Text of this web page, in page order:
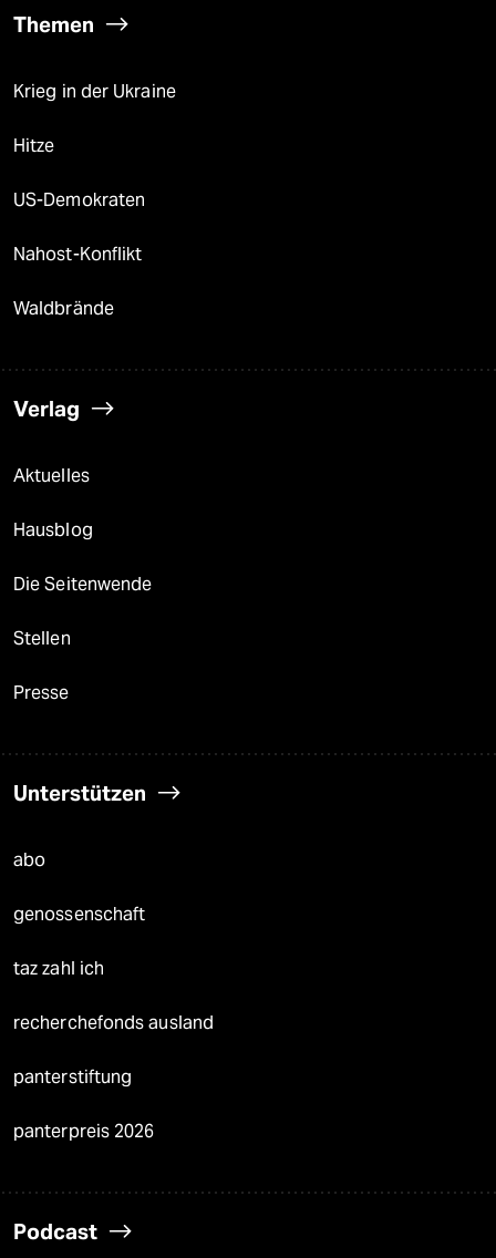
Themen
Krieg in der Ukraine
Hitze
US-Demokraten
Nahost-Konflikt
Waldbrände
Verlag
Aktuelles
Hausblog
Die Seitenwende
Stellen
Presse
Unterstützen
abo
genossenschaft
taz zahl ich
recherchefonds ausland
panterstiftung
panterpreis 2026
Podcast